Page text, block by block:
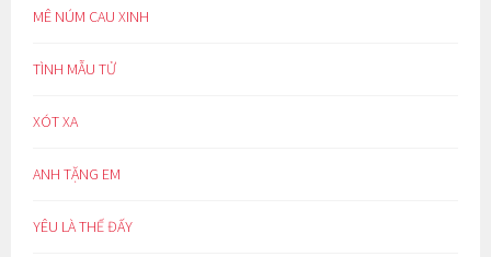
MÊ NÚM CAU XINH
TÌNH MẪU TỬ
XÓT XA
ANH TẶNG EM
YÊU LÀ THẾ ĐẤY